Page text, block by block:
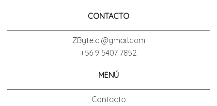
CONTACTO
ZByte.cl@gmail.com
+56 9 5407 7852
MENÚ
Contacto